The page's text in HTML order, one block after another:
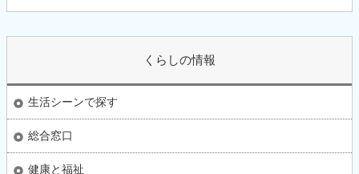
くらしの情報
生活シーンで探す
総合窓口
健康と福祉